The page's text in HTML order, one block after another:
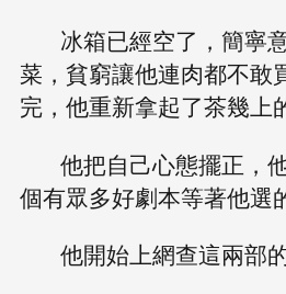
冰箱已經空了，簡寧
菜，貧窮讓他連肉都不敢
完，他重新拿起了茶幾上
他把自己心態擺正，
個有眾多好劇本等著他選
他開始上網查這兩部